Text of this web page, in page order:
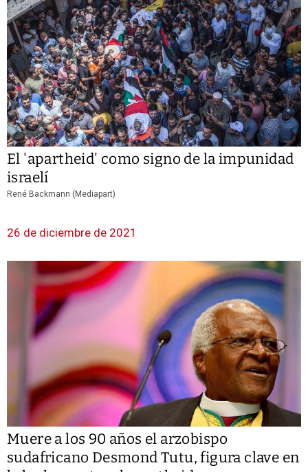
El 'apartheid' como signo de la impunidad
israelí
René Backmann (Mediapart)
26 de diciembre de 2021
Muere a los 90 años el arzobispo
sudafricano Desmond Tutu, figura clave en